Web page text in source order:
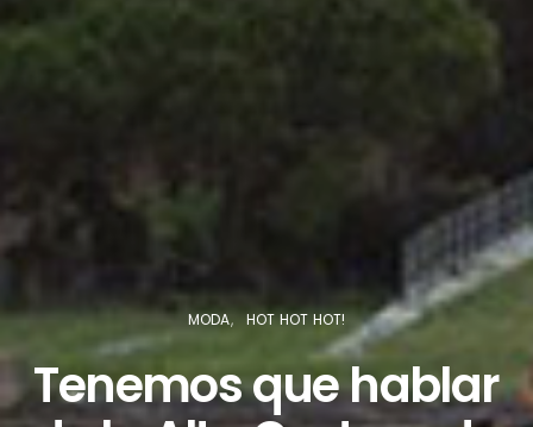
MODA HOT HOT HOT!
Tenemos que hablar